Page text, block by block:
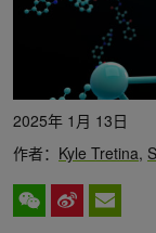
2025年 1月 13日
作者： Kyle Tretina,